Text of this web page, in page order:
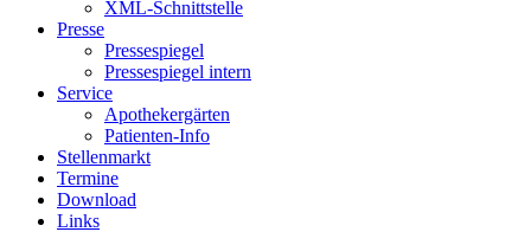
XML-Schnittstelle
Presse
Pressespiegel
Pressespiegel intern
Service
Apothekergärten
Patienten-Info
Stellenmarkt
Termine
Download
Links